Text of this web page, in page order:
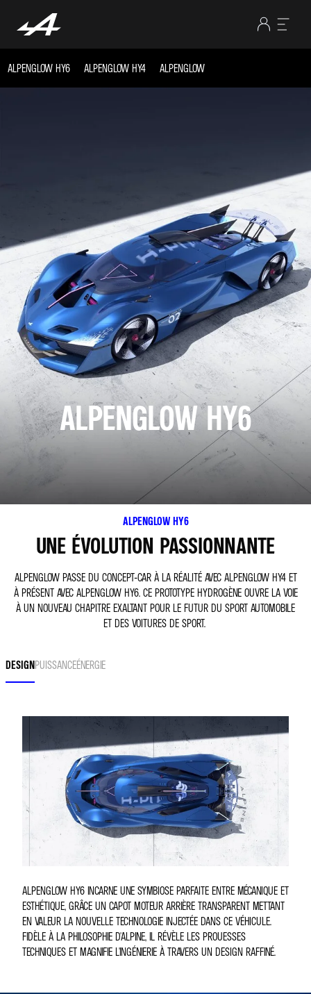
ALPENGLOW HY6 ALPENGLOW HY4 ALPENGLOW
ALPENGLOW HY6
ALPENGLOW HY6
UNE ÉVOLUTION PASSIONNANTE
ALPENGLOW PASSE DU CONCEPT-CAR À LA RÉALITÉ AVEC ALPENGLOW HY4 ET
À PRÉSENT AVEC ALPENGLOW HY6. CE PROTOTYPE HYDROGÈNE OUVRE LA VOIE
À UN NOUVEAU CHAPITRE EXALTANT POUR LE FUTUR DU SPORT AUTOMOBILE
ET DES VOITURES DE SPORT.
DESIGNPUISSANCEÉNERGIE
ALPENGLOW HY6 INCARNE UNE SYMBIOSE PARFAITE ENTRE MÉCANIQUE ET
ESTHÉTIQUE, GRÂCE UN CAPOT MOTEUR ARRIÈRE TRANSPARENT METTANT
EN VALEUR LA NOUVELLE TECHNOLOGIE INJECTÉE DANS CE VÉHICULE.
FIDÈLE À LA PHILOSOPHIE D'ALPINE, IL RÉVÈLE LES PROUESSES
TECHNIQUES ET MAGNIFIE L'INGÉNIERIE À TRAVERS UN DESIGN RAFFINÉ.